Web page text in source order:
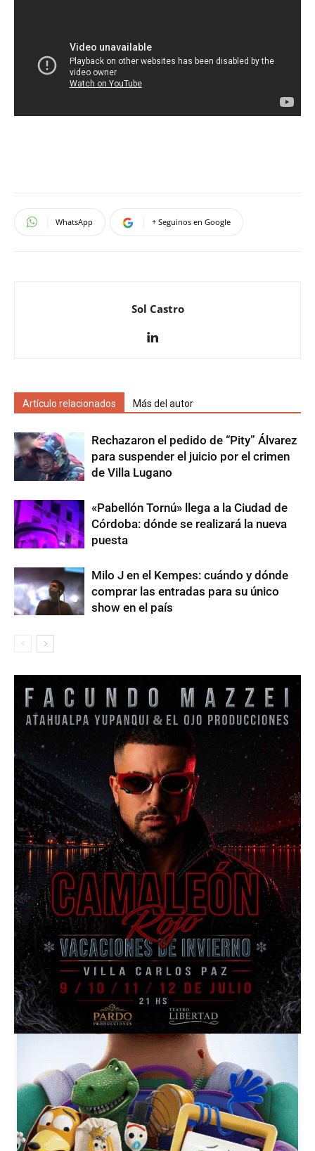
WhatsApp + Seguinos en Google
Sol Castro
Artículo relacionados Más del autor
Rechazaron el pedido de “Pity” Álvarez
para suspender el juicio por el crimen
de Villa Lugano
«Pabellón Tornú» llega a la Ciudad de
Córdoba: dónde se realizará la nueva
puesta
Milo J en el Kempes: cuándo y dónde
comprar las entradas para su único
show en el país